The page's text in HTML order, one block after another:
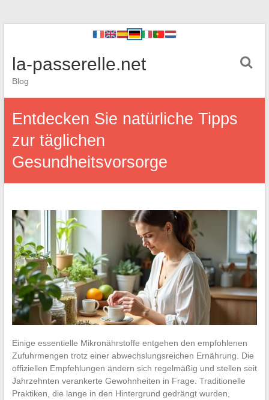
la-passerelle.net
Blog
Entdecken Sie natürliche Tipps
zur täglichen
Gesundheitsvorsorge
Einige essentielle Mikronährstoffe entgehen den empfohlenen
Zufuhrmengen trotz einer abwechslungsreichen Ernährung. Die
offiziellen Empfehlungen ändern sich regelmäßig und stellen seit
Jahrzehnten verankerte Gewohnheiten in Frage. Traditionelle
Praktiken, die lange in den Hintergrund gedrängt wurden,